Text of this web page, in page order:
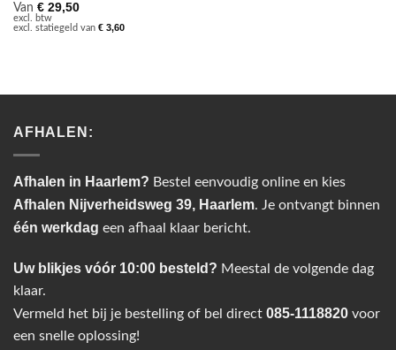
Van €29,50
excl. btw
excl. statiegeld van €3,60
AFHALEN:
Afhalen in Haarlem? Bestel eenvoudig online en kies
Afhalen Nijverheidsweg 39, Haarlem. Je ontvangt binnen
één werkdag een afhaal klaar bericht.
Uw blikjes vóór 10:00 besteld? Meestal de volgende dag
klaar.
Vermeld het bij je bestelling of bel direct 085-1118820 voor
een snelle oplossing!